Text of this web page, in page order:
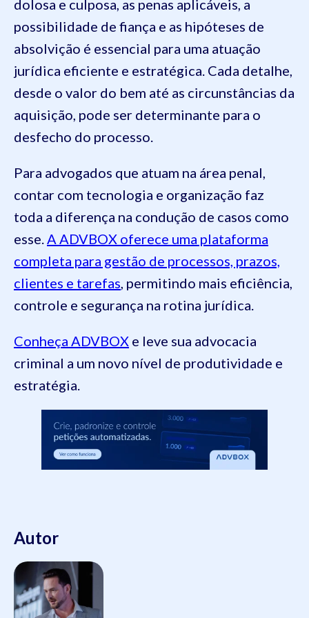
dolosa e culposa, as penas aplicáveis, a
possibilidade de fiança e as hipóteses de
absolvição é essencial para uma atuação
jurídica eficiente e estratégica. Cada detalhe,
desde o valor do bem até as circunstâncias da
aquisição, pode ser determinante para o
desfecho do processo.
Para advogados que atuam na área penal,
contar com tecnologia e organização faz
toda a diferença na condução de casos como
esse.A ADVBOX oferece uma plataforma
completa para gestão de processos, prazos,
clientes e tarefas, permitindo mais eficiência,
controle e segurança na rotina jurídica.
Conheça ADVBOX e leve sua advocacia
criminal a um novo nível de produtividade e
estratégia.
Autor